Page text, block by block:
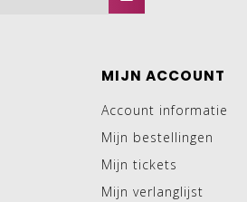
MIJN ACCOUNT
Account informatie
Mijn bestellingen
Mijn tickets
Mijn verlanglijst